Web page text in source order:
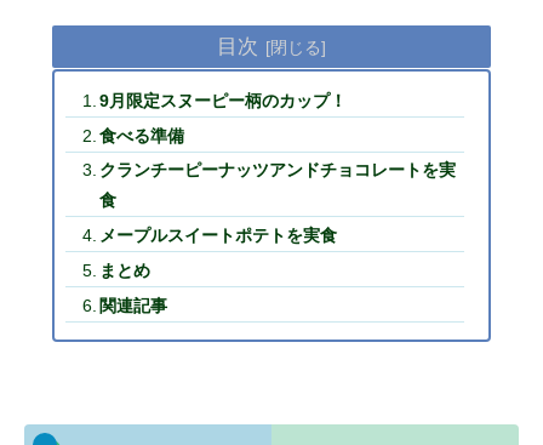
目次
9月限定スヌーピー柄のカップ！
食べる準備
クランチーピーナッツアンドチョコレートを実
食
メープルスイートポテトを実食
まとめ
関連記事